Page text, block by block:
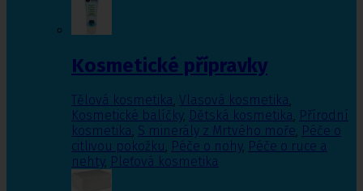
Kosmetické přípravky
Tělová kosmetika, Vlasová kosmetika,
Kosmetické balíčky, Dětská kosmetika, Přírodní
kosmetika, S minerály z Mrtvého moře, Péče o
citlivou pokožku, Péče o nohy, Péče o ruce a
nehty, Pleťová kosmetika